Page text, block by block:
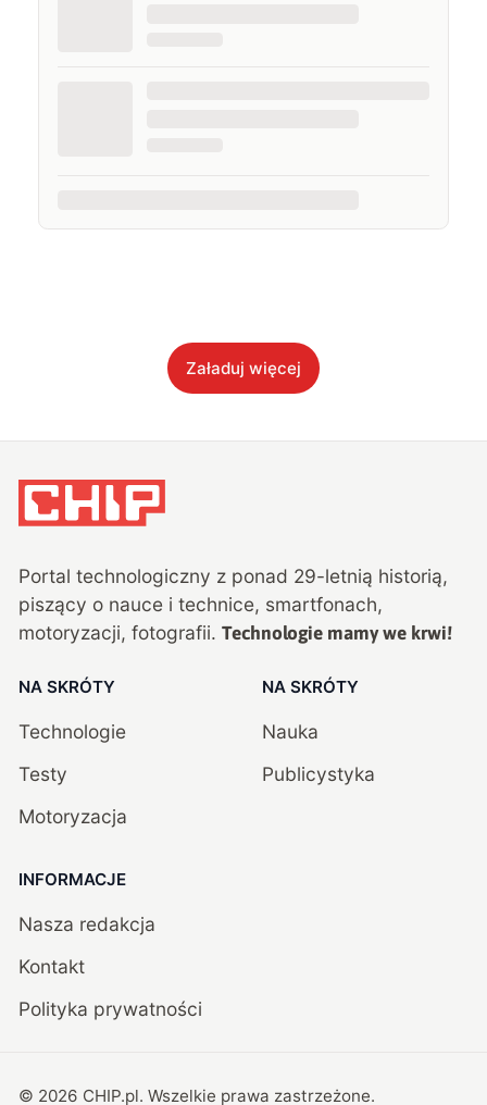
Załaduj więcej
Portal technologiczny z ponad 29-letnią historią,
piszący o nauce i technice, smartfonach,
motoryzacji, fotografii. Technologie mamy we krwi!
NA SKRÓTY
Technologie
Testy
Motoryzacja
NA SKRÓTY
Nauka
Publicystyka
INFORMACJE
Nasza redakcja
Kontakt
Polityka prywatności
© 2026 CHIP.pl. Wszelkie prawa zastrzeżone.